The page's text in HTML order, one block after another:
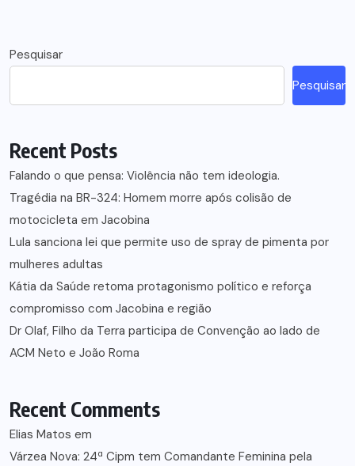
Pesquisar
Pesquisar
Recent Posts
Falando o que pensa: Violência não tem ideologia.
Tragédia na BR-324: Homem morre após colisão de
motocicleta em Jacobina
Lula sanciona lei que permite uso de spray de pimenta por
mulheres adultas
Kátia da Saúde retoma protagonismo político e reforça
compromisso com Jacobina e região
Dr Olaf, Filho da Terra participa de Convenção ao lado de
ACM Neto e João Roma
Recent Comments
Elias Matos em
Várzea Nova: 24ª Cipm tem Comandante Feminina pela